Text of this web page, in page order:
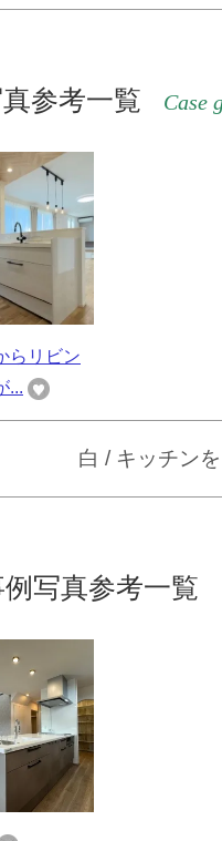
参考一覧 Case
らリビン
...
白 / キッチン
写真参考一覧